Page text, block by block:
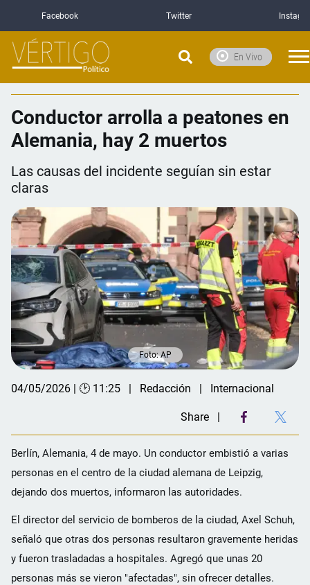
Facebook Twitter
En Vivo
Conductor arrolla a peatones en
Alemania, hay 2 muertos
Las causas del incidente seguían sin estar
claras
Foto: AP
04/05/2026 | 🕑 11:25 Redacción Internacional
Share
Berlín, Alemania, 4 de mayo. Un conductor embistió a varias
personas en el centro de la ciudad alemana de Leipzig,
dejando dos muertos, informaron las autoridades.
El director del servicio de bomberos de la ciudad, Axel Schuh,
señaló que otras dos personas resultaron gravemente heridas
y fueron trasladadas a hospitales. Agregó que unas 20
personas más se vieron "afectadas", sin ofrecer detalles.